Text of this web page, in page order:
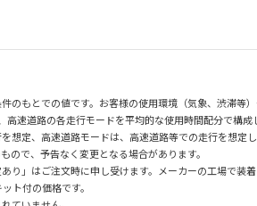
のもとでの値です。お客様の使用環境（気象、渋滞等
高速道路の各走行モードを平均的な使用時間配分で構
想定、高速道路モードは、高速道路等での走行を想定し
ので、予告なく変更となる場合があります。
り」はご注文時に申し受けます。メーカーの工場で装
ト付の価格です。